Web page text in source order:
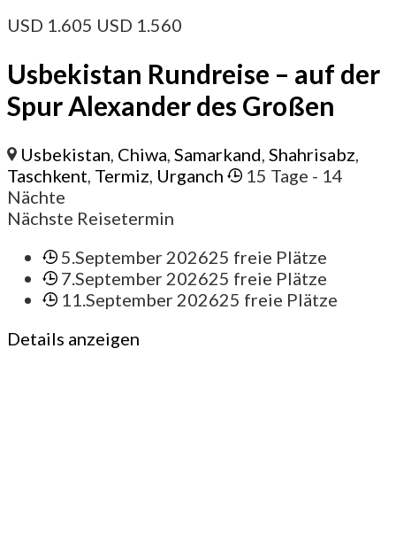
USD 1.605 USD 1.560
Usbekistan Rundreise – auf der
Spur Alexander des Großen
Usbekistan Chiwa ,Samarkand ,Shahrisabz
Taschkent Termiz Urganch 15 Tage - 14
Nächte
Nächste Reisetermin
5.September 202625 freie Plätze
7.September 202625 freie Plätze
11.September 202625 freie Plätze
Details anzeigen